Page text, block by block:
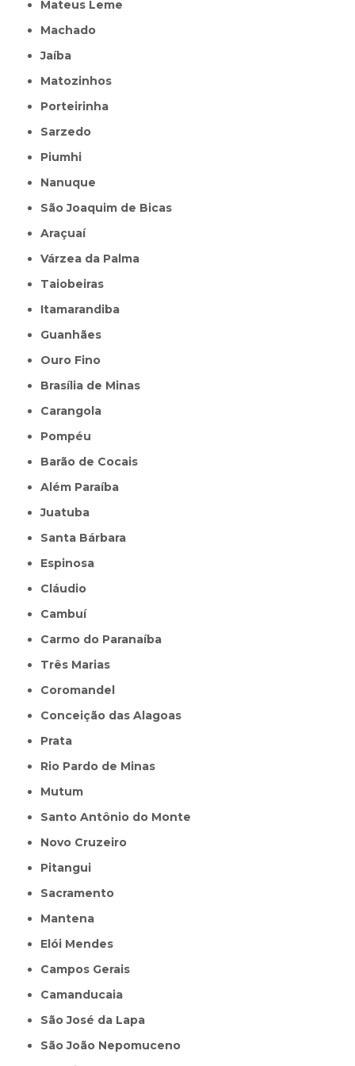
Mateus Leme
Machado
Jaíba
Matozinhos
Porteirinha
Sarzedo
Piumhi
Nanuque
São Joaquim de Bicas
Araçuaí
Várzea da Palma
Taiobeiras
Itamarandiba
Guanhães
Ouro Fino
Brasília de Minas
Carangola
Pompéu
Barão de Cocais
Além Paraíba
Juatuba
Santa Bárbara
Espinosa
Cláudio
Cambuí
Carmo do Paranaíba
Três Marias
Coromandel
Conceição das Alagoas
Prata
Rio Pardo de Minas
Mutum
Santo Antônio do Monte
Novo Cruzeiro
Pitangui
Sacramento
Mantena
Elói Mendes
Campos Gerais
Camanducaia
São José da Lapa
São João Nepomuceno